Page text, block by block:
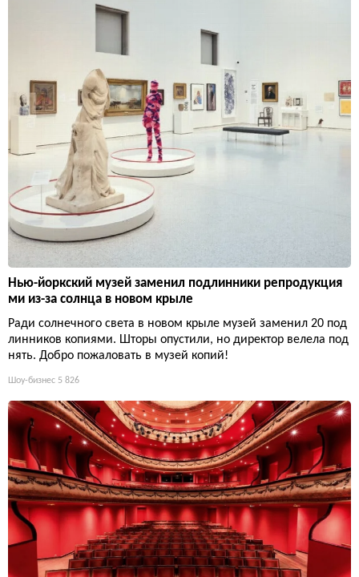
Нью-йоркский музей заменил подлинники репродукция
ми из-за солнца в новом крыле
Ради солнечного света в новом крыле музей заменил 20 под
линников копиями. Шторы опустили, но директор велела под
нять. Добро пожаловать в музей копий!
Шоу-бизнес 5 826